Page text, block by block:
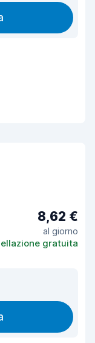
8,62 €
al giorno
gratuita